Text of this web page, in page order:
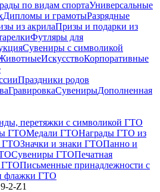
по видам спортаУниверсальные
Дипломы и грамотыРазрядные
из акрилаПризы и подарки из
Футляры для
Сувениры с символикой
ИскусствоКорпоративные
Праздники родов
ГравировкаСувенирыДополненная
перетяжки с символикой ГТО
ГТОМедали ГТОНаграды ГТО из
ГТОЗначки и знаки ГТОПанно и
Сувениры ГТОПечатная
ГТОПисьменные принадлежности с
флажки ГТО
2-Z1